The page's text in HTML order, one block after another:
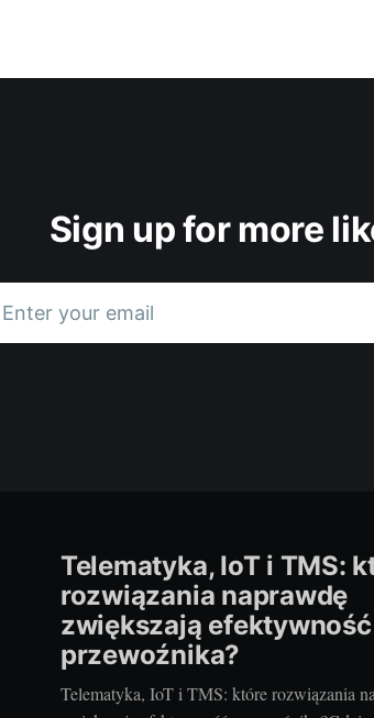
Sign up for more
Enter your email
Telematyka, IoT i TMS:
rozwiązania naprawdę
zwiększają efektywność
przewoźnika?
Telematyka, IoT i TMS: które rozwiązania